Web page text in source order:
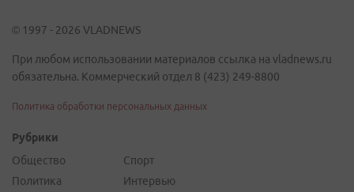
© 1997 - 2026 VLADNEWS
При любом использовании материалов ссылка на vladnews.ru
обязательна. Коммерческий отдел 8 (423) 249-8800
Политика обработки персональных данных
Рубрики
Общество
Политика
Спорт
Интервью